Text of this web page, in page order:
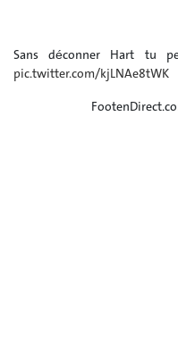
Sans déconner Hart tu
pic.twitter.com/kjLNAe8tWK